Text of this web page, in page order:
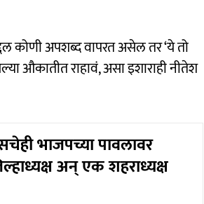
कोणी अपशब्द वापरत असेल तर ‘ये तो
औकातीत राहावं, असा इशाराही नीतेश
भाजपच्या पावलावर
अन्‌ एक शहराध्यक्ष